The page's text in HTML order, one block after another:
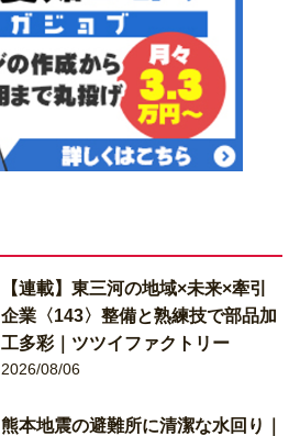
【連載】東三河の地域×未来×牽引
企業〈143〉整備と熟練技で部品加
工多彩｜ツツイファクトリー
2026/08/06
熊本地震の避難所に清潔な水回り｜